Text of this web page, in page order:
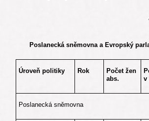
Poslanecká sněmovna a Evropský
Úroveň politiky Rok
Počet žen
abs.
v
Poslanecká sněmovna